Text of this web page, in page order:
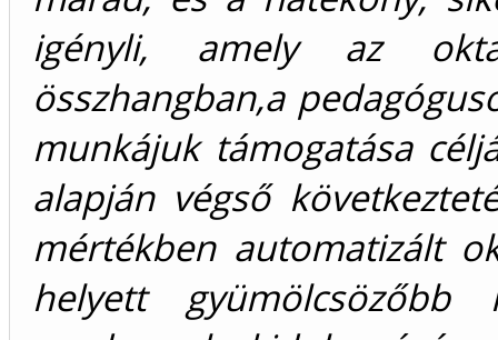
igényli, amely az
összhangban,a
munkájuk támogatása
alapján végső
mértékben automatizált
helyett gyümölcsözőbb